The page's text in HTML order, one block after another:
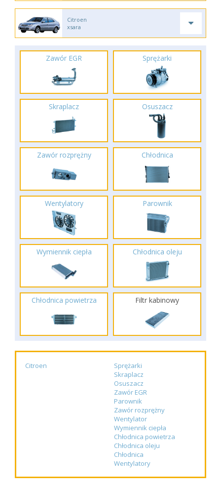
Citroen
xsara
Zawór EGR Sprężarki
Skraplacz Osuszacz
Zawór rozprężny Chłodnica
Wentylatory Parownik
Wymiennik ciepła Chłodnica oleju
Chłodnica powietrza Filtr kabinowy
Citroen
Sprężarki
Skraplacz
Osuszacz
Zawór EGR
Parownik
Zawór rozprężny
Wentylator
Wymiennik ciepła
Chłodnica powietrza
Chłodnica oleju
Chłodnica
Wentylatory